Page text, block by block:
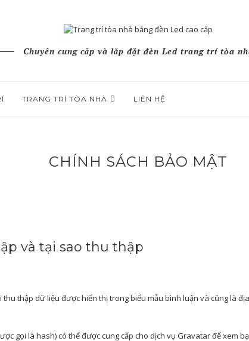
Chuyên cung cấp và lắp đặt đèn Led trang trí tòa
TRANG TRÍ TÒA NHÀ LIÊN HỆ
CHÍNH SÁCH BẢO MẬT
và tại sao thu thập
thập dữ liệu được hiển thị trong biểu mẫu bình luận và cũng là
gọi là hash) có thể được cung cấp cho dịch vụ Gravatar để xem